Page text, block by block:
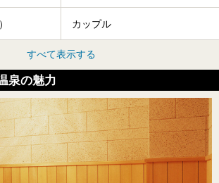
カップル
すべて表示する
泉の魅力